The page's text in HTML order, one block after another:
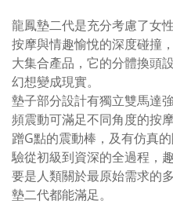
龍鳳墊二代是充分考慮了女
按摩與情趣愉悅的深度碰撞
大集合產品，它的分體換頭
幻想變成現實。
墊子部分設計有獨立雙馬達
頻震動可滿足不同角度的按
蹭G點的震動棒，及有仿真
驗從初級到資深的全過程，
要是人類關於最原始需求的
墊二代都能滿足。